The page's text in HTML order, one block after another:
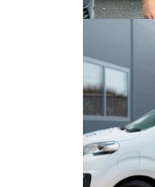
JM
Den
Tromsø,
Les om